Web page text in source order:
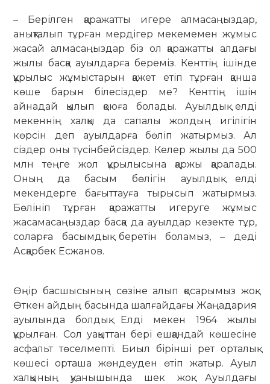
– Берілген қаражатты игере алма­саңыздар,
анықталып тұрған мердігер мекемемен жұмыс
жасай алмасаңыздар біз ол қаражатты алдағы
жылы басқа ауылдарға береміз. Кенттің ішінде
құрылыс жұмыстарын қажет етіп тұрған қанша
көше барын білесіздер ме? Кенттің ішін
айнадай қылып қоюға болады. Ауылдық елді
мекеннің халқы да сапалы жолдың игілігін
көрсін деп ауылдарға бөліп жатырмыз. Ал
сіздер оны түсінбейсіздер. Келер жылы да 500
млн теңге жол құрылысына қаржы қаралады.
Оның да басым бөлігін ауылдық елді
мекендерге бағыттауға тырысып жатырмыз.
Бөлініп тұрған қаражатты игеруге жұмыс
жасамасаңыздар басқа да ауылдар кезекте тұр,
соларға басымдық беретін боламыз, – деді
Асқарбек Есжанов.
Өңір басшысының сөзіне алып қоса­рымыз жоқ.
Өткен айдың басында шал­ғайдағы Жаңадария
ауылында болдық. Елді мекен 1964 жылы
құрылған. Сол уа­қыттан бері ешқандай көшесіне
асфальт төселмепті. Биыл бірінші рет орталық
көшесі орташа жөндеуден өтіп жатыр. Ауыл
халқының қуанышында шек жоқ. Ауылдағы